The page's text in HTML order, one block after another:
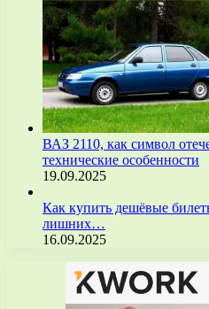
ВАЗ 2110, как символ
технические особенности
19.09.2025
Как купить дешёвые
лишних…
16.09.2025